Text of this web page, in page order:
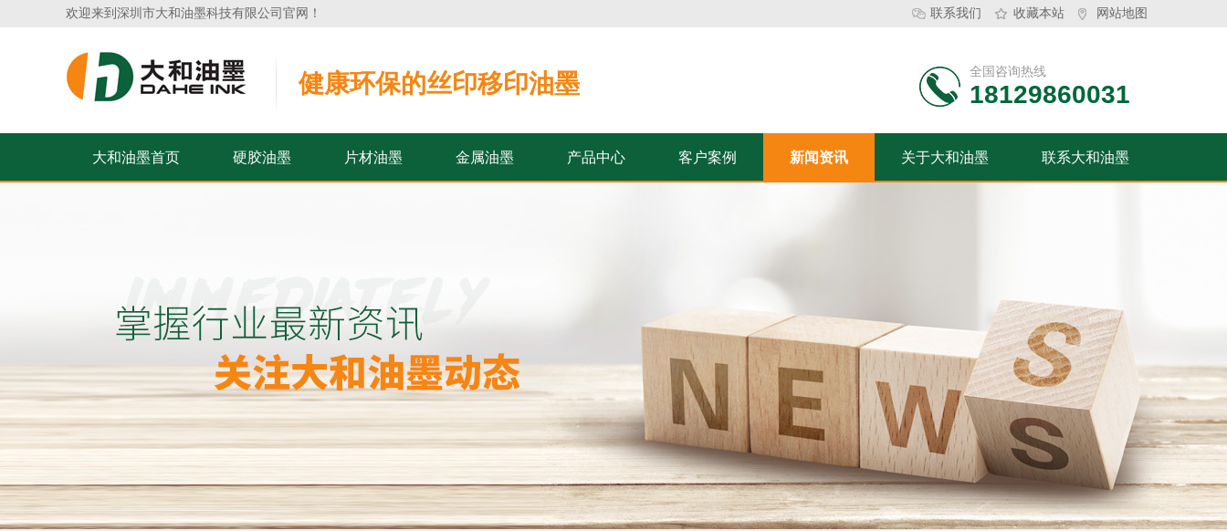
欢迎来到深圳市大和油墨科技有限公司官网！ 联系我们 收藏本站 网站地图
健康环保的丝印移印油墨 全国咨询热线
18129860031
大和油墨首页 硬胶油墨 片材油墨 金属油墨 产品中心 客户案例 新闻资讯 关于大和油墨 联系大和油墨